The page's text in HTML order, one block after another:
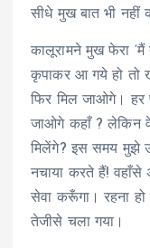
सीधे मुख बात भी नहीं
कालूरामने मुख फेरा ‘मैं
कृपाकर आ गये हो तो
फिर मिल जाओगे। हर
जाओगे कहाँ ? लेकिन वे
मिलेंगे? इस समय मुझे
नचाया करते हैं! वहाँसे
सेवा करूँगा। रहना
तेजीसे चला गया।